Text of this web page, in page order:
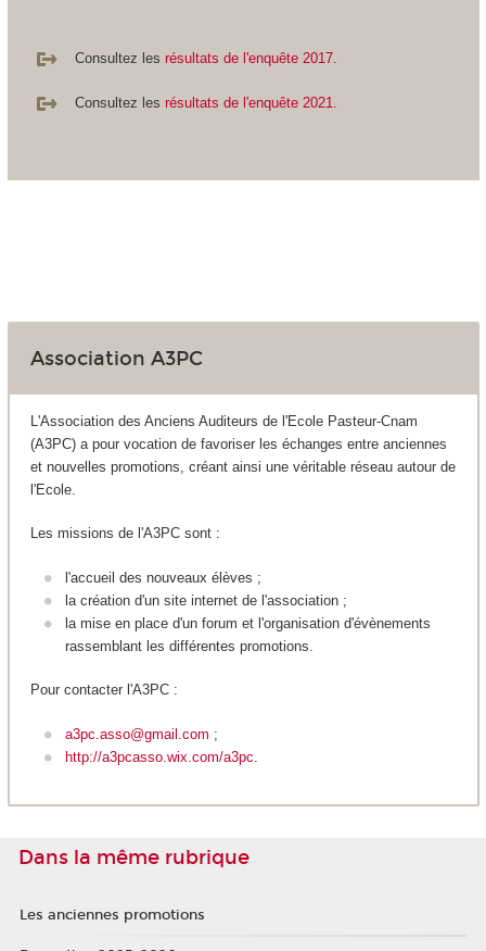
Consultez les résultats de l'enquête 2017.
Consultez les résultats de l'enquête 2021.
Association A3PC
L'Association des Anciens Auditeurs de l'Ecole Pasteur-Cnam
(A3PC) a pour vocation de favoriser les échanges entre anciennes
et nouvelles promotions, créant ainsi une véritable réseau autour de
l'Ecole.
Les missions de l'A3PC sont :
l'accueil des nouveaux élèves ;
la création d'un site internet de l'association ;
la mise en place d'un forum et l'organisation d'évènements
rassemblant les différentes promotions.
Pour contacter l'A3PC :
a3pc.asso@gmail.com ;
http://a3pcasso.wix.com/a3pc
Dans la même rubrique
Les anciennes promotions